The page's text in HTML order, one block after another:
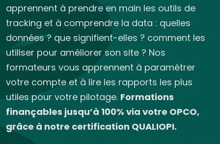
apprennent à prendre en main les outils de
tracking et à comprendre la data : quelles
données ? que signifient-elles ? comment les
utiliser pour améliorer son site ? Nos
formateurs vous apprennent à paramétrer
votre compte et à lire les rapports les plus
utiles pour votre pilotage. Formations
finançables jusqu’à 100% via votre OPCO,
grâce à notre certification QUALIOPI.